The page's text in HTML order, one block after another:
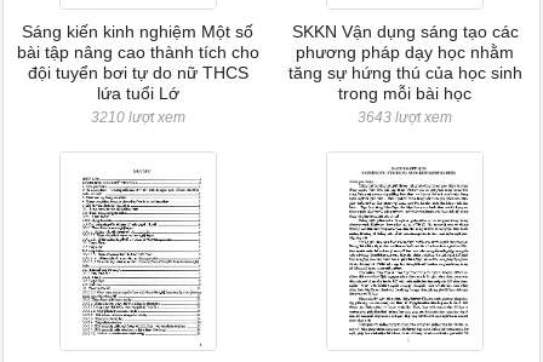
Sáng kiến kinh nghiệm Một số
bài tập nâng cao thành tích cho
đội tuyển bơi tự do nữ THCS
lứa tuổi Lớ
3210 lượt xem
SKKN Vận dụng sáng tạo các
phương pháp dạy học nhằm
tăng sự hứng thú của học sinh
trong mỗi bài học
3643 lượt xem